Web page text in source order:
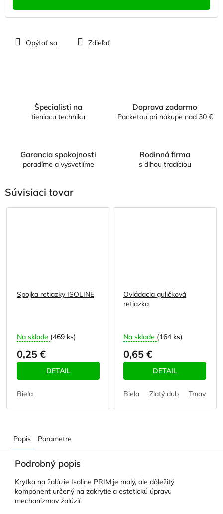
Opýtať sa Zdieľať
Špecialisti na
tieniacu techniku
Doprava zadarmo
Packetou pri nákupe nad 30 €
Garancia spokojnosti
poradíme a vysvetlíme
Rodinná firma
s dlhou tradíciou
Súvisiaci tovar
Spojka retiazky ISOLINE
Na sklade (469 ks)
0,25 €
DETAIL
Biela
Ovládacia guličková
retiazka
Na sklade (164 ks)
0,65 €
DETAIL
Biela Zlatý dub
Popis Parametre
Podrobný popis
Krytka na žalúzie Isoline PRIM je malý, ale dôležitý
komponent určený na zakrytie a estetickú úpravu
mechanizmov žalúzií.